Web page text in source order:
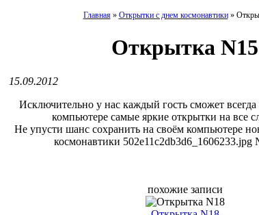
Главная» Открытки с днем космонавтики»
Открытка N15
15.09.2012
Исключительно у нас каждый гость сможет всегда
компьютере самые яркие открытки на все
Не упусти шанс сохранить на своём компьютере
космонавтики
похожие записи